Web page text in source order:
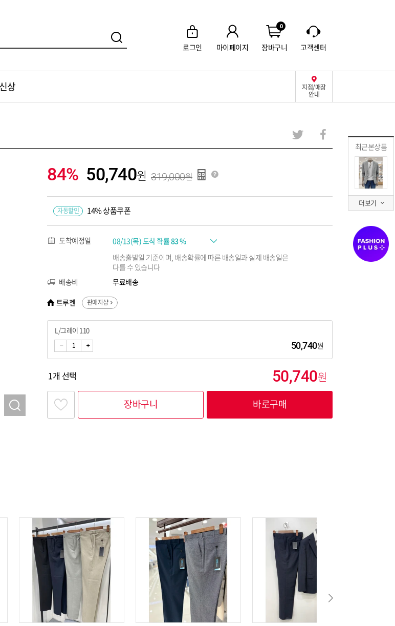
로그인 마이페이지
0
장바구니 고객센터
지점/매장
안내
상
최근본상품
더보기
84% 50,740 319,000
자동할인 14% 상품쿠폰
도착예정일 08/13(목) 도착 확률83 %
배송출발일 기준이며, 배송확률에 따른 배송일과 실제 배송일은
다를 수 있습니다
배송비
무료배송
트루젠
판매자샵
L/그레이 110
50,740
1개 선택 50,740
장바구니 바로구매